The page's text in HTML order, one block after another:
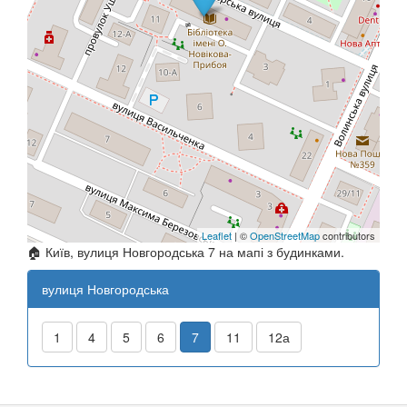
Leaflet | ©OpenStreetMapcontributors
🏠 Київ, вулиця Новгородська 7 на мапі з будинками.
вулиця Новгородська
1 4 5 6 7 11 12а